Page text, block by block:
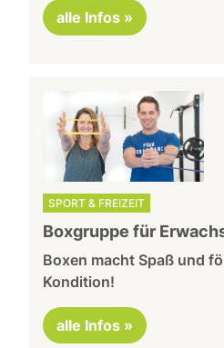
alle Infos »
SPORT & FREIZEIT
Boxgruppe für
Boxen macht Spaß und
Kondition!
alle Infos »